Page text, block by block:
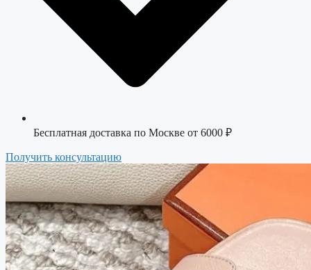
Бесплатная доставка по Москве от 6000 ₽
Получить консультацию